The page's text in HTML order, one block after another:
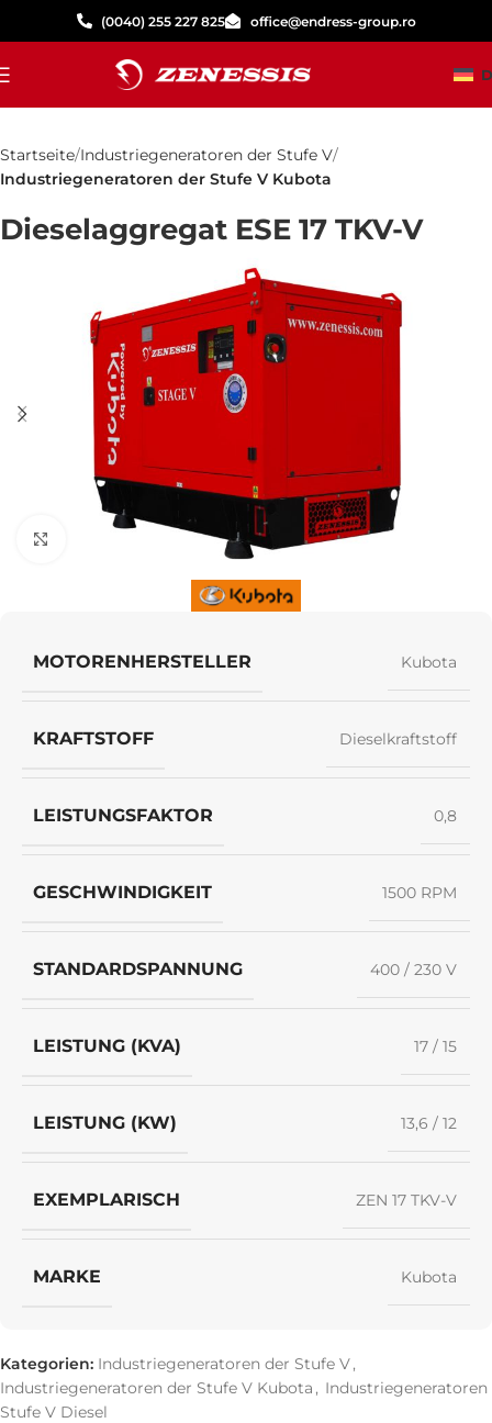
(0040) 255 227 825 office@endress-group.ro
Startseite Industriegeneratoren der Stufe V
Industriegeneratoren der Stufe V Kubota
Dieselaggregat ESE 17 TKV-V
Klick zum Vergrößern
MOTORENHERSTELLER Kubota
KRAFTSTOFF Dieselkraftstoff
LEISTUNGSFAKTOR 0,8
GESCHWINDIGKEIT 1500 RPM
STANDARDSPANNUNG 400 / 230 V
LEISTUNG (KVA) 17 / 15
LEISTUNG (KW) 13,6 / 12
EXEMPLARISCH ZEN 17 TKV-V
MARKE Kubota
Kategorien: Industriegeneratoren der Stufe V,
Industriegeneratoren der Stufe V Kubota , Industriegeneratoren
Stufe V Diesel